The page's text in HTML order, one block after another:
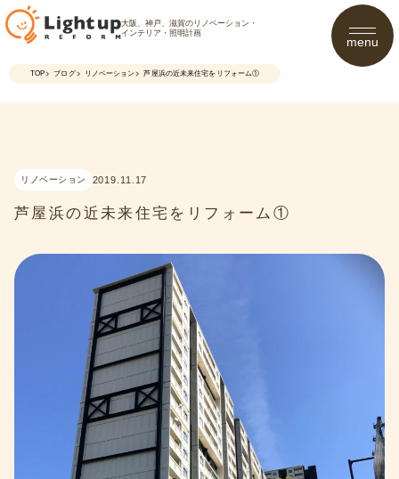
大阪、神戸、滋賀のリノベーション・
インテリア・照明計画
menu
TOP ブログ リノベーション 芦屋浜の近未来住宅をリフォーム①
リノベーション 2019.11.17
芦屋浜の近未来住宅をリフォーム①